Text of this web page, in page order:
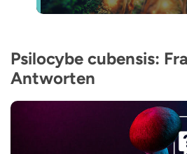
Psilocybe cubensis:
Antworten